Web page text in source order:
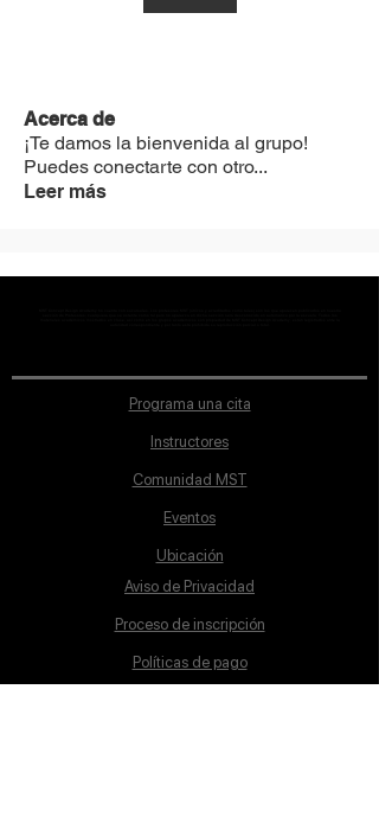
Acerca de
¡Te damos la bienvenida al grupo!
Puedes conectarte con otro...
Leer más
Programa una cita
Instructores
Comunidad MST
Eventos
Ubicación
Aviso de Privacidad
Proceso de inscripción
Políticas de pago